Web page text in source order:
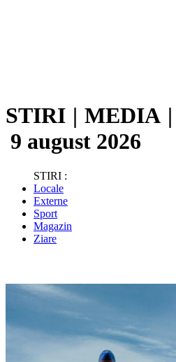
STIRI | MEDIA |
9 august 2026
STIRI :
Locale
Externe
Sport
Magazin
Ziare